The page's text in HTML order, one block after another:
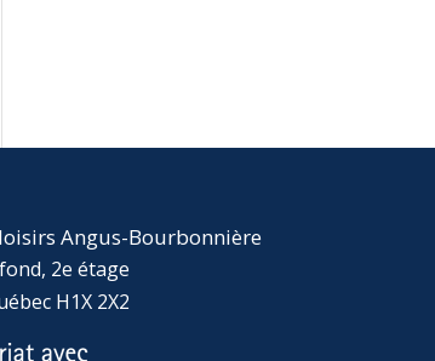
Angus-Bourbonnière
2e étage
H1X 2X2